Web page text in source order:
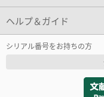
ヘルプ＆ガイド
シリアル番号をお持ちの方